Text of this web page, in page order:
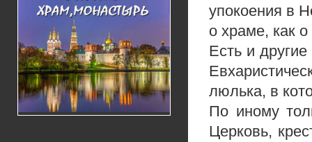
упокоения в
о храме, как
Есть и
люлька, в
По иному
Церковь,